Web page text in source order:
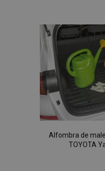
Alfombra de
TOYOTA